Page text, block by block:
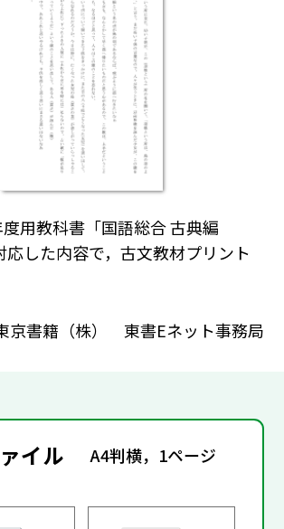
用教科書「国語総合 古典編
応した内容で，古文教材プリント
京書籍（株） 東書Eネット事務局
イル A4判横，1ページ